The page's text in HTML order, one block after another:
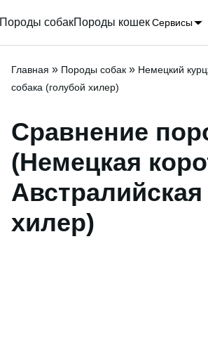
Породы собакПороды кошекСервисы
Главная » Породы собак » Немецкий
собака (голубой хилер)
Сравнение
(Немецкая
хилер)